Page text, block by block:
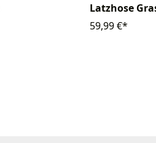
Latzhose
59,99 €*